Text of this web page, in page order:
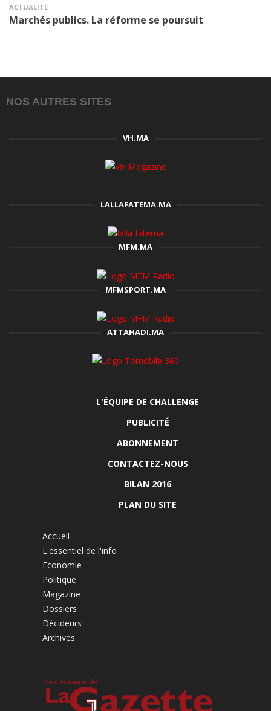
ACTUALITÉ
Marchés publics. La réforme se poursuit
NOS AUTRES SITES
VH.MA
LALLAFATEMA.MA
MFM.MA
MFMSPORT.MA
ATTAHADI.MA
L'ÉQUIPE DE CHALLENGE
PUBLICITÉ
ABONNEMENT
CONTACTEZ-NOUS
BILAN 2016
PLAN DU SITE
Accueil
L'essentiel de l'info
Economie
Politique
Magazine
Dossiers
Décideurs
Archives